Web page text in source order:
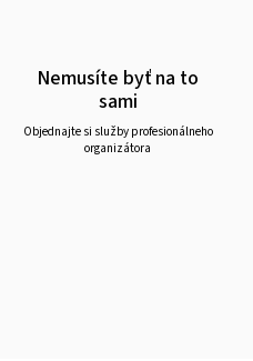
Nemusíte byť na to
sami
Objednajte si služby profesionálneho
organizátora